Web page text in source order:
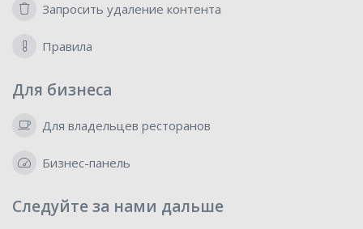
Запросить удаление контента
Правила
Для бизнеса
Для владельцев ресторанов
Бизнес-панель
Следуйте за нами дальше